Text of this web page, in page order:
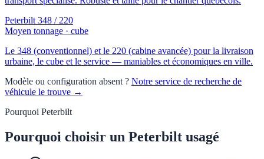
Peterbilt 348 / 220
Moyen tonnage · cube
Le 348 (conventionnel) et le 220 (cabine avancée) pour la livraison
urbaine, le cube et le service — maniables et économiques en ville.
Modèle ou configuration absent ? Notre service de recherche de
véhicule le trouve →
Pourquoi Peterbilt
Pourquoi choisir un Peterbilt usagé